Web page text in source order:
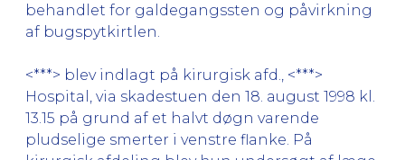
behandlet for galdegangssten og påvirkning
af bugspytkirtlen.
<***> blev indlagt på kirurgisk afd., <***>
Hospital, via skadestuen den 18. august 1998 kl.
13.15 på grund af et halvt døgn varende
pludselige smerter i venstre flanke. På